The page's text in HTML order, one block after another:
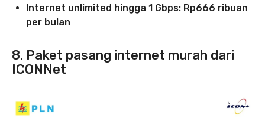
Internet unlimited hingga 1 Gbps: Rp666 ribuan
per bulan
8. Paket pasang internet murah dari
ICONNet